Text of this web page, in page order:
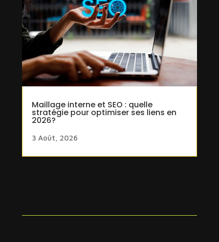
Maillage interne et SEO : quelle
stratégie pour optimiser ses liens en
2026?
3 Août, 2026